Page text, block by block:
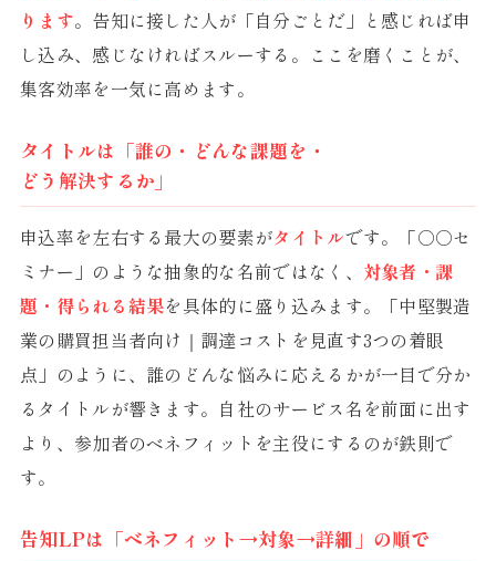
ります。告知に接した人が「自分ごとだ」と感じれば申
し込み、感じなければスルーする。ここを磨くことが、
集客効率を一気に高めます。
タイトルは「誰の・どんな課題を・
どう解決するか」
申込率を左右する最大の要素がタイトルです。「○○セ
ミナー」のような抽象的な名前ではなく、 対象者・課
題・得られる結果を具体的に盛り込みます。「中堅製造
業の購買担当者向け｜調達コストを見直す3つの着眼
点」のように、誰のどんな悩みに応えるかが一目で分か
るタイトルが響きます。自社のサービス名を前面に出す
より、参加者のベネフィットを主役にするのが鉄則で
す。
告知LPは「ベネフィット→対象→詳細」の順で